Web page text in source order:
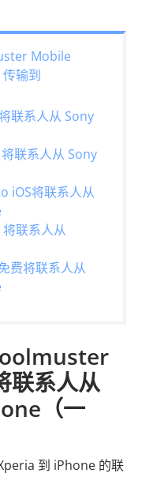
Mobile
输到
联系人从 Sony
联系人从 Sony
iOS将联系人从
联系人从
费将联系人从
系人从
（一
到 iPhone 的联